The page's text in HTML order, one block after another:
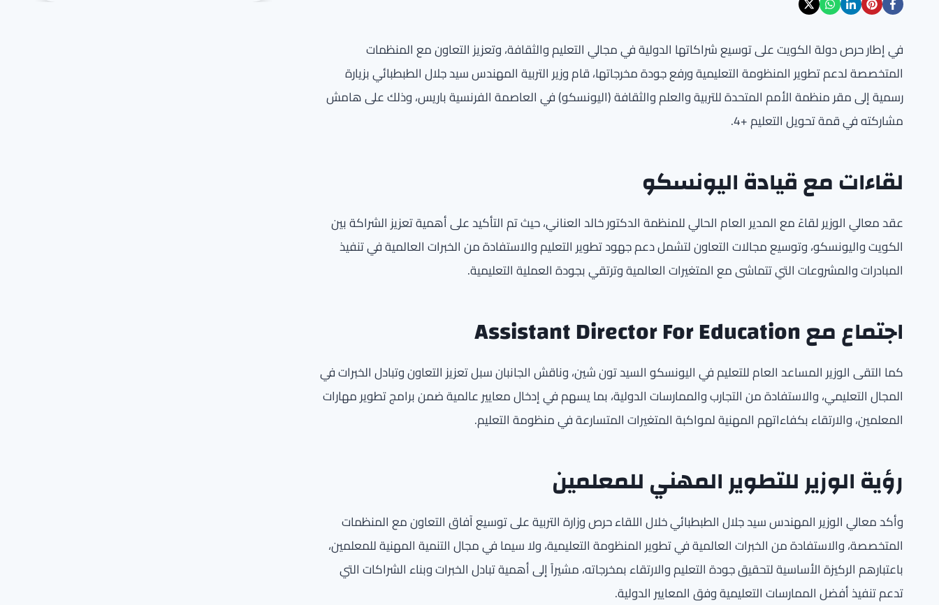
في إطار حرص دولة الكويت على توسيع شراكاتها الدولية في مجالي التعليم والثقافة، وتعزيز التعاون مع المنظمات
المتخصصة لدعم تطوير المنظومة التعليمية ورفع جودة مخرجاتها، قام وزير التربية المهندس سيد جلال الطبطبائي بزيارة
رسمية إلى مقر منظمة الأمم المتحدة للتربية والعلم والثقافة (اليونسكو) في العاصمة الفرنسية باريس، وذلك على هامش
مشاركته في قمة تحويل التعليم +4.
لقاءات مع قيادة اليونسكو
عقد معالي الوزير لقاءً مع المدير العام الحالي للمنظمة الدكتور خالد العناني، حيث تم التأكيد على أهمية تعزيز الشراكة بين
الكويت واليونسكو، وتوسيع مجالات التعاون لتشمل دعم جهود تطوير التعليم والاستفادة من الخبرات العالمية في تنفيذ
المبادرات والمشروعات التي تتماشى مع المتغيرات العالمية وترتقي بجودة العملية التعليمية.
اجتماع مع Assistant Director For Education
كما التقى الوزير المساعد العام للتعليم في اليونسكو السيد تون شين، وناقش الجانبان سبل تعزيز التعاون وتبادل الخبرات في
المجال التعليمي، والاستفادة من التجارب والممارسات الدولية، بما يسهم في إدخال معايير عالمية ضمن برامج تطوير مهارات
المعلمين، والارتقاء بكفاءاتهم المهنية لمواكبة المتغيرات المتسارعة في منظومة التعليم.
رؤية الوزير للتطوير المهني للمعلمين
وأكد معالي الوزير المهندس سيد جلال الطبطبائي خلال اللقاء حرص وزارة التربية على توسيع آفاق التعاون مع المنظمات
المتخصصة، والاستفادة من الخبرات العالمية في تطوير المنظومة التعليمية، ولا سيما في مجال التنمية المهنية للمعلمين،
باعتبارهم الركيزة الأساسية لتحقيق جودة التعليم والارتقاء بمخرجاته، مشيراً إلى أهمية تبادل الخبرات وبناء الشراكات التي
تدعم تنفيذ أفضل الممارسات التعليمية وفق المعايير الدولية.